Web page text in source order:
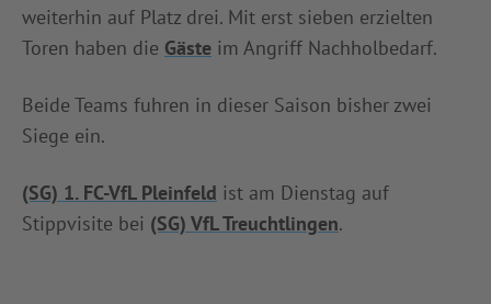
weiterhin auf Platz drei. Mit erst sieben erzielten
Toren haben die Gäste im Angriff Nachholbedarf.
Beide Teams fuhren in dieser Saison bisher zwei
Siege ein.
(SG) 1. FC-VfL Pleinfeld ist am Dienstag auf
Stippvisite bei (SG) VfL Treuchtlingen.